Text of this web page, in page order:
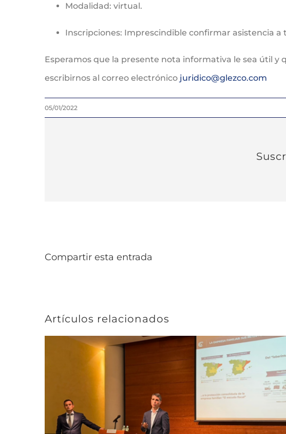
Modalidad: virtual.
Inscripciones: Imprescindible confirmar asistencia a
Esperamos que la presente nota informativa le sea útil
escribirnos al correo electrónico juridico@glezco.com
05/01/2022
Compartir esta entrada
Artículos relacionados